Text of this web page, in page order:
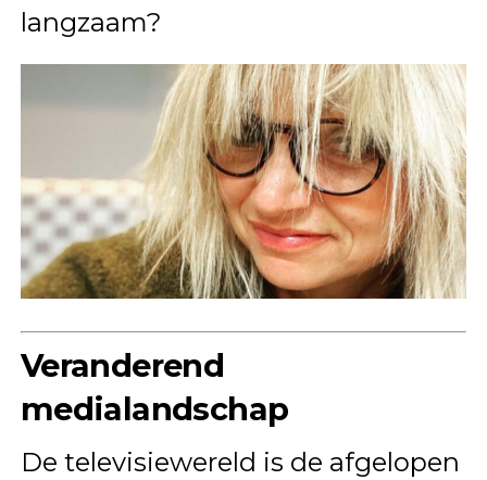
langzaam?
Veranderend
medialandschap
De televisiewereld is de afgelopen